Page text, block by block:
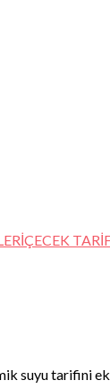
İÇECEK
suyu